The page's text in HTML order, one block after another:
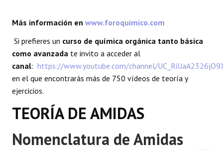
Más información en www.foroquimico.com
Si prefieres un curso de química orgánica tanto básica
como avanzada te invito a acceder al
canal: https://www.youtube.com/channel/
en el que encontrarás más de 750 vídeos de teoría y
ejercicios.
TEORÍA DE AMIDAS
Nomenclatura de Amidas